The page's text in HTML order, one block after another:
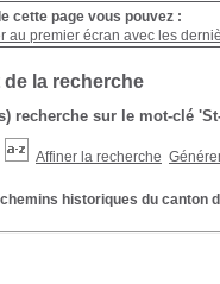
cette page vous pouvez :
au premier écran avec les
de la recherche
recherche sur le mot-clé
Affiner la recherche
historiques du canton